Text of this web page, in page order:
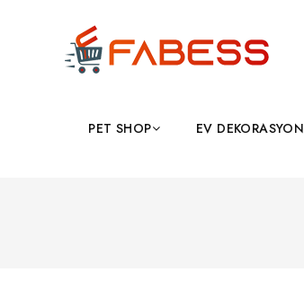
PET SHOP EV DEKORASYON